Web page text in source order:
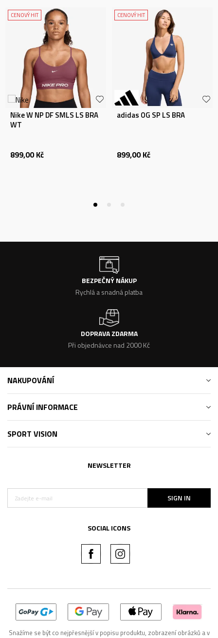
CENOVÝ HIT
Nike W NP DF SMLS LS BRA
WT
899,00 Kč
CENOVÝ HIT
adidas OG SP LS BRA
899,00 Kč
BEZPEČNÝ NÁKUP
Rychlá a snadná platba
DOPRAVA ZDARMA
Při objednávce nad 2000 Kč
NAKUPOVÁNÍ
PRÁVNÍ INFORMACE
SPORT VISION
NEWSLETTER
SIGN IN
SOCIAL ICONS
Snažíme se být co nejpřesnější v popisu produktu, zobrazení obrázků a v